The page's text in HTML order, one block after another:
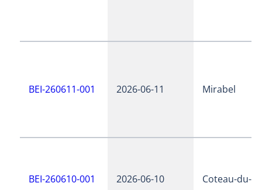
BEI-260611-001 2026-06-11 Mirabel
BEI-260610-001 2026-06-10 Coteau-du-